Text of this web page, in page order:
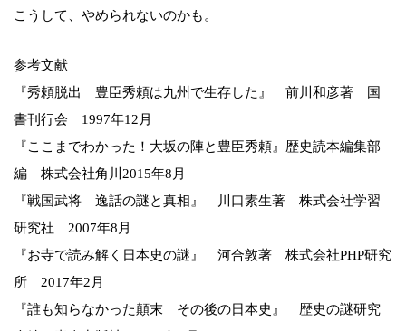
こうして、やめられないのかも。
参考文献
『秀頼脱出 豊臣秀頼は九州で生存した』 前川和彦著 国
書刊行会 1997年12月
『ここまでわかった！大坂の陣と豊臣秀頼』歴史読本編集部
編 株式会社角川2015年8月
『戦国武将 逸話の謎と真相』 川口素生著 株式会社学習
研究社 2007年8月
『お寺で読み解く日本史の謎』 河合敦著 株式会社PHP研究
所 2017年2月
『誰も知らなかった顛末 その後の日本史』 歴史の謎研究